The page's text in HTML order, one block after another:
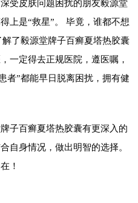
受皮肤问题困扰的朋友毅源堂
上是“救星”。 毕竟，谁都不想
了毅源堂牌子百癣夏塔热胶囊
一定得去正规医院，遵医嘱，
者”都能早日脱离困扰，拥有健
子百癣夏塔热胶囊有更深入的
自身情况，做出明智的选择。
！